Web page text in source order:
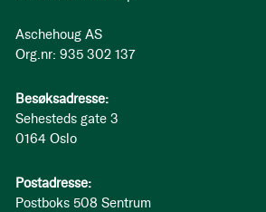
Aschehoug AS
Org.nr: 935 302 137
Besøksadresse:
Sehesteds gate 3
0164 Oslo
Postadresse:
Postboks 508 Sentrum